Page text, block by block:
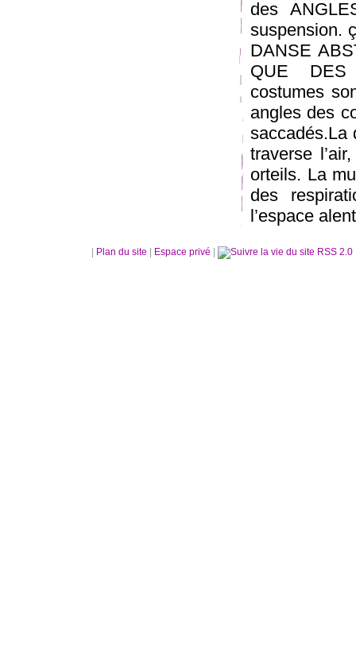
des
suspension.
DANSE
QUE DES
costumes
angles des
saccadés.La
traverse
orteils. La
des
l’espace
Plan du site Espace privé RSS 2.0